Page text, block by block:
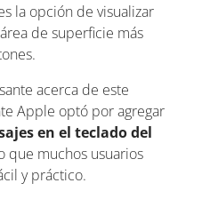
la opción de visualizar
de superficie más
acerca de este
Apple optó por agregar
en el teclado del
que muchos usuarios
y práctico.